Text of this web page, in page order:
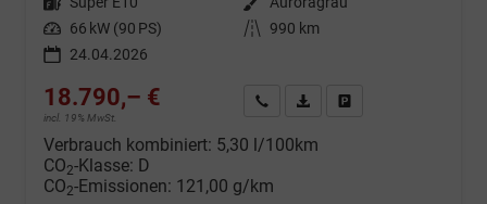
Leistung 66 kW (90 PS) Kilometerstand
990 km
24.04.2026
18.790,– €
incl. 19% MwSt.
Wir rufen Sie anFahrzeugexposé (PDF)
Verbrauch kombiniert: 5,30 l/100km
CO2-Klasse: D
CO2-Emissionen: 121,00 g/km